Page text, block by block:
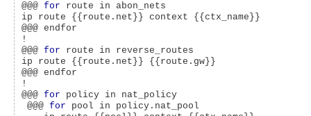
@@@ for route in abon_nets
ip route {{route.net}} context {{ctx_name}}
@@@ endfor
!
@@@ for route in reverse_routes
ip route {{route.net}} {{route.gw}}
@@@ endfor
!
@@@ for policy in nat_policy
@@@ for pool in policy.nat_pool